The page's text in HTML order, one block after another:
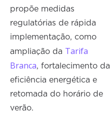
propõe medidas
regulatórias de rápida
implementação, como
ampliação da Tarifa
Branca, fortalecimento da
eficiência energética e
retomada do horário de
verão.